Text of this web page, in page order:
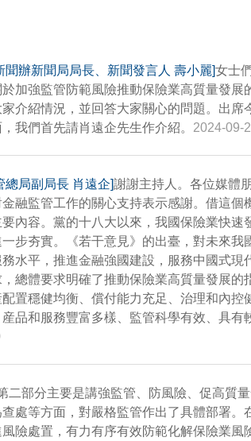
聞辦新聞局局長、新聞發言人 壽小麗]女士
加強監管防範風險推動保險業高質量發
介紹情況，並回答大家關心的問題。出
我們首先請肖遠企先生作介紹。 2024-09-
總局副局長 肖遠企]謝謝主持人。各位媒體
融監管工作的關心支持表示感謝。借這
內容。黨的十八大以來，我國保險業快
步夯實。《若干意見》的出臺，對未來
水平，推進金融強國建設，服務中國式
總體要求明確了推動保險業高質量發展
置穩健均衡、償付能力充足、治理和內
品和服務豐富多樣、監管科學有效、具
二部分主要是講強監管、防風險、促高質
處等方面，對嚴格監管作出了具體部署
險處置，有力有序有效防範化解保險業